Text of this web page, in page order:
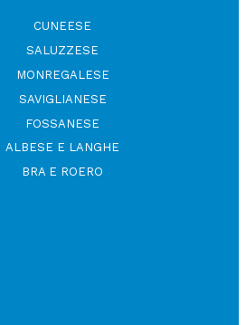
CUNEESE
SALUZZESE
MONREGALESE
SAVIGLIANESE
FOSSANESE
ALBESE E LANGHE
BRA E ROERO